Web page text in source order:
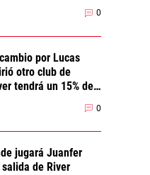
0
por Lucas
otro club de
tendrá un 15% del
0
jugará Juanfer
de River